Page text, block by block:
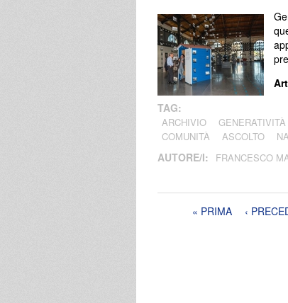
TAG:
ARCHIVIO GENERATIVITÀ
COMUNITÀ
ASCOLTO
AUTORE/I: FRANCESCO
Pagine« PRIMA ‹